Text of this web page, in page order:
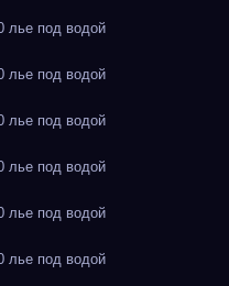
под водой
под водой
под водой
под водой
под водой
под водой